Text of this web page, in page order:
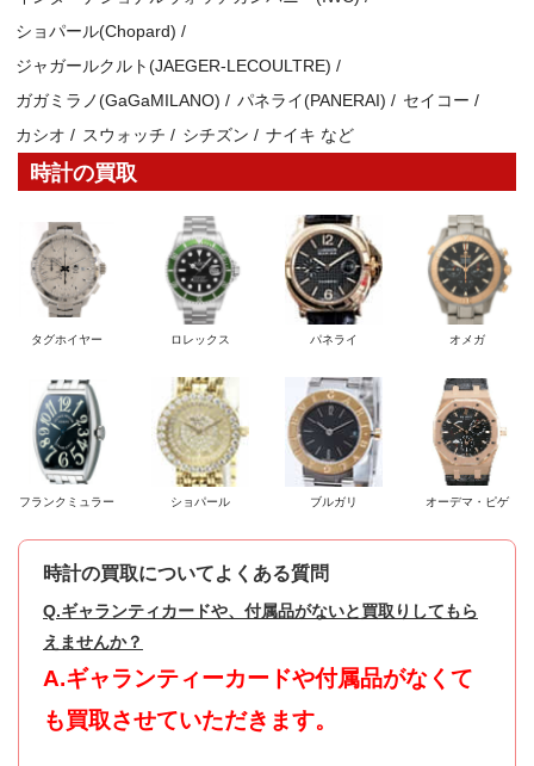
ショパール(Chopard) /
ジャガールクルト(JAEGER-LECOULTRE) /
ガガミラノ(GaGaMILANO) / パネライ(PANERAI) / セイコー /
カシオ / スウォッチ / シチズン / ナイキ など
時計の買取
タグホイヤー ロレックス パネライ オメガ
フランクミュラー ショパール ブルガリ オーデマ・ピゲ
時計の買取についてよくある質問
Q.ギャランティカードや、付属品がないと買取りしてもら
えませんか？
A.ギャランティーカードや付属品がなくて
も買取させていただきます。